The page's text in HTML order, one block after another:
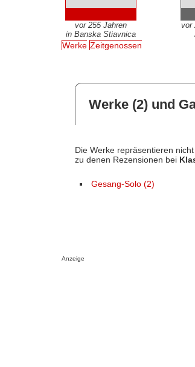
vor 255 Jahren
in Banska Stiavnica
vor
Werke Zeitgenossen
Werke (2) und
Die Werke repräsentieren
zu denen Rezensionen bei
Gesang-Solo (2)
Anzeige